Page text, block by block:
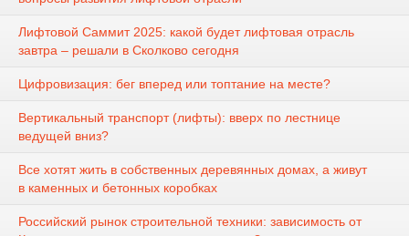
Лифтовой Саммит 2025: какой будет лифтовая отрасль
завтра – решали в Сколково сегодня
Цифровизация: бег вперед или топтание на месте?
Вертикальный транспорт (лифты): вверх по лестнице
ведущей вниз?
Все хотят жить в собственных деревянных домах, а живут
в каменных и бетонных коробках
Российский рынок строительной техники: зависимость от